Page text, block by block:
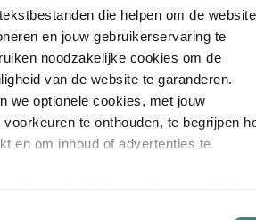
die helpen om de website
en jouw gebruikerservaring te
noodzakelijke cookies om de
van de website te garanderen.
we optionele cookies, met jouw
te onthouden, te begrijpen
en om inhoud of advertenties te
het hart, zegt hij: "Werken bij Tonstad
Geweldige mensen met
zorgen voor perfect teamwork en een
onderdeel van Hydro. Lees meer over onze